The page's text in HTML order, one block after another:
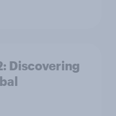
Discovering